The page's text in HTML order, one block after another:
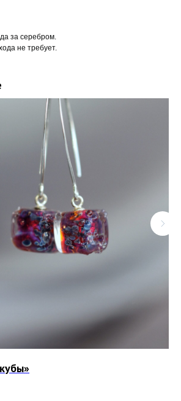
за серебром.
не требует.